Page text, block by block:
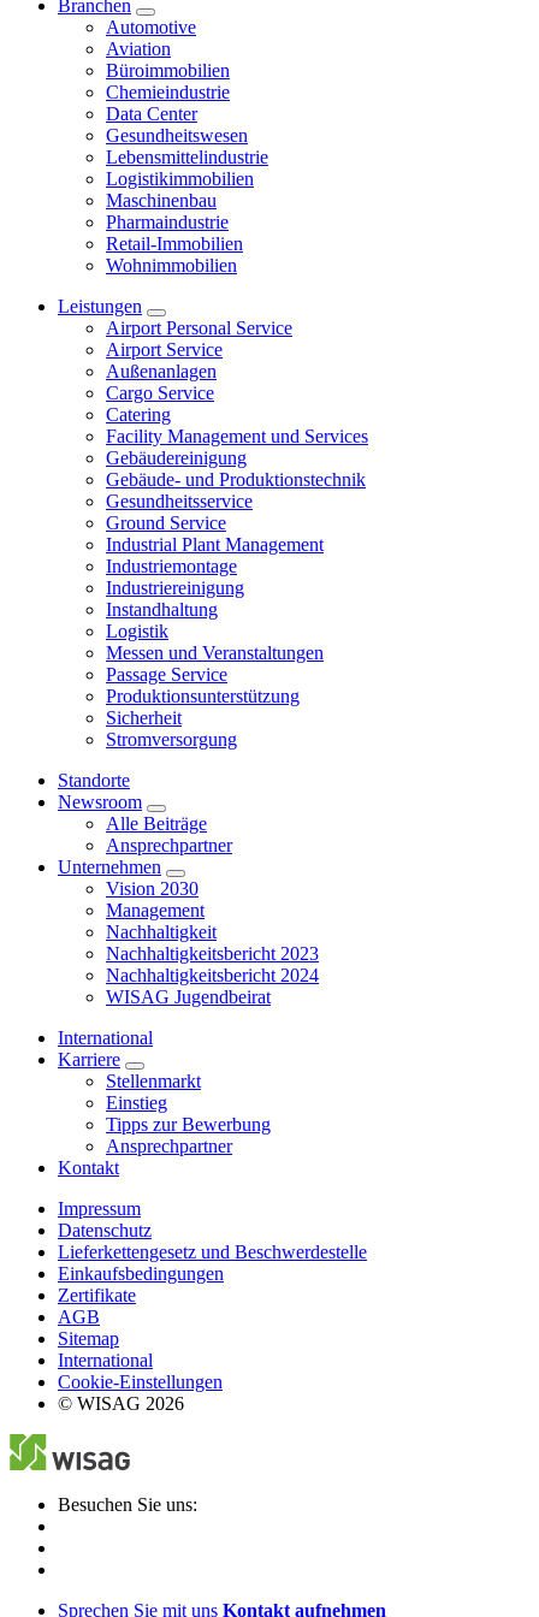
Branchen
Automotive
Aviation
Büroimmobilien
Chemieindustrie
Data Center
Gesundheitswesen
Lebensmittelindustrie
Logistikimmobilien
Maschinenbau
Pharmaindustrie
Retail-Immobilien
Wohnimmobilien
Leistungen
Airport Personal Service
Airport Service
Außenanlagen
Cargo Service
Catering
Facility Management und Services
Gebäudereinigung
Gebäude- und Produktionstechnik
Gesundheitsservice
Ground Service
Industrial Plant Management
Industriemontage
Industriereinigung
Instandhaltung
Logistik
Messen und Veranstaltungen
Passage Service
Produktionsunterstützung
Sicherheit
Stromversorgung
Standorte
Newsroom
Alle Beiträge
Ansprechpartner
Unternehmen
Vision 2030
Management
Nachhaltigkeit
Nachhaltigkeitsbericht 2023
Nachhaltigkeitsbericht 2024
WISAG Jugendbeirat
International
Karriere
Stellenmarkt
Einstieg
Tipps zur Bewerbung
Ansprechpartner
Kontakt
Impressum
Datenschutz
Lieferkettengesetz und Beschwerdestelle
Einkaufsbedingungen
Zertifikate
AGB
Sitemap
International
Cookie-Einstellungen
© WISAG 2026
Besuchen Sie uns:
Sprechen Sie mit uns Kontakt aufnehmen